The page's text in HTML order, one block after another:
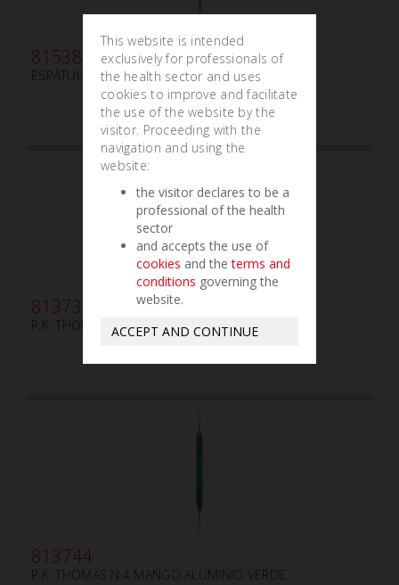
815380
ESPÁTULA PARA MODELAR CERA GRITMAN
813734
P.K. THOMAS N.3 MANGO ALUMINIO AZUL
813744
P.K. THOMAS N.4 MANGO ALUMINIO VERDE
This website is intended
exclusively for professionals of
the health sector and uses
cookies to improve and facilitate
the use of the website by the
visitor. Proceeding with the
navigation and using the
website:
the visitor declares to be a
professional of the health
sector
and accepts the use of
cookies and theterms and
conditions governing the
website.
ACCEPT AND CONTINUE